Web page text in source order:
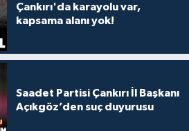
Çankırı'da karayolu var,
kapsama alanı yok!
Saadet Partisi Çankırı İl Başkanı
Açıkgöz’den suç duyurusu